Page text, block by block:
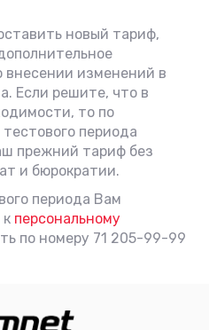
новый тариф,
внесении изменений в
Если решите, что в
то по
периода
прежний тариф без
и бюрократии.
периода Вам
персональному
по номеру 71 205-99-99